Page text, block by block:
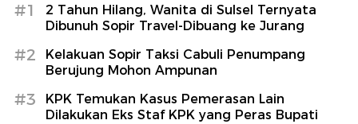
#1
2 Tahun Hilang, Wanita di Sulsel Ternyata
Dibunuh Sopir Travel-Dibuang ke Jurang
#2
Kelakuan Sopir Taksi Cabuli Penumpang
Berujung Mohon Ampunan
#3
KPK Temukan Kasus Pemerasan Lain
Dilakukan Eks Staf KPK yang Peras Bupati